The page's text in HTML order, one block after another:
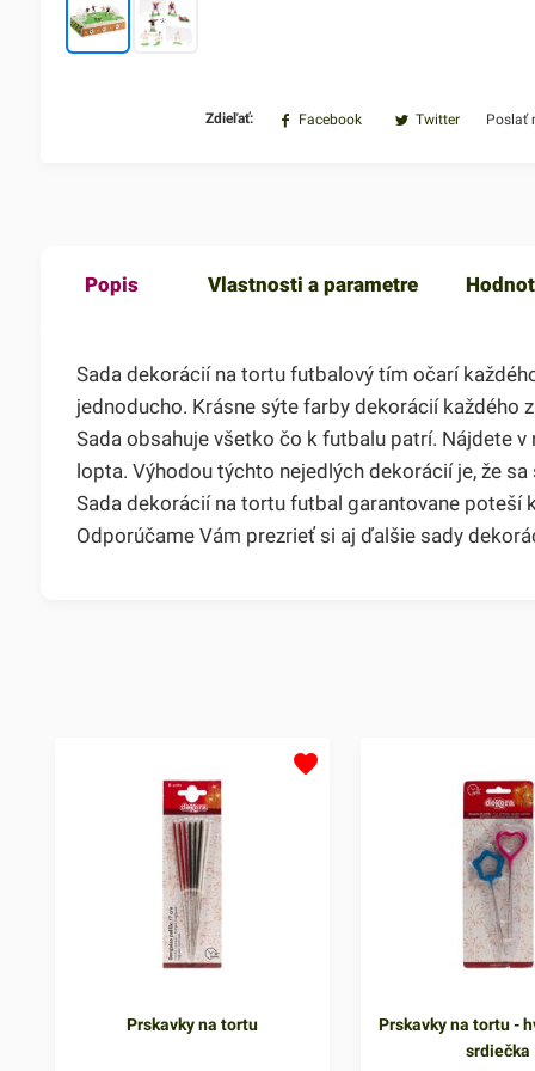
Zdieľať: Facebook Twitter Poslať
Popis Vlastnosti a parametre
Sada dekorácií na tortu futbalový tím očarí
jednoducho. Krásne sýte farby dekorácií každého
Sada obsahuje všetko čo k futbalu patrí. Nájdete
lopta. Výhodou týchto nejedlých dekorácií je, že
Sada dekorácií na tortu futbal garantovane poteší
Odporúčame Vám prezrieť si aj ďalšie sady
Prskavky na tortu
Prskavky na tortu -
srdiečka